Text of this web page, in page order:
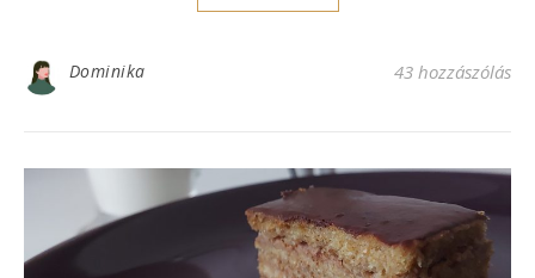
Dominika 43 hozzászólás